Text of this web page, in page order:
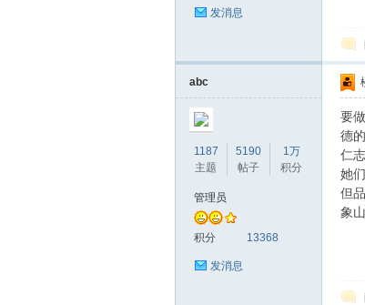
发消息
abc
1187
主题
5190
帖子
1万
积分
管理员
积分 13368
发消息
要
德
仁
她
但
象